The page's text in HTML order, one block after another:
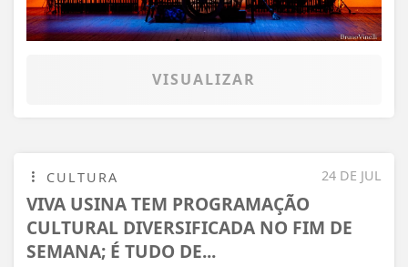
VISUALIZAR
24 DE JUL
CULTURA
VIVA USINA TEM PROGRAMAÇÃO
CULTURAL DIVERSIFICADA NO FIM DE
SEMANA; É TUDO DE...